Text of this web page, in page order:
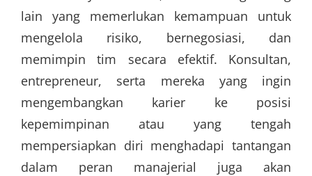
lain yang memerlukan kemampuan untuk
mengelola risiko, bernegosiasi, dan
memimpin tim secara efektif. Konsultan,
entrepreneur, serta mereka yang ingin
mengembangkan karier ke posisi
kepemimpinan atau yang tengah
mempersiapkan diri menghadapi tantangan
dalam peran manajerial juga akan